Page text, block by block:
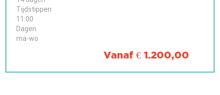
Tijdstippen
11:00
Dagen
ma-wo
Vanaf € 1.200,00